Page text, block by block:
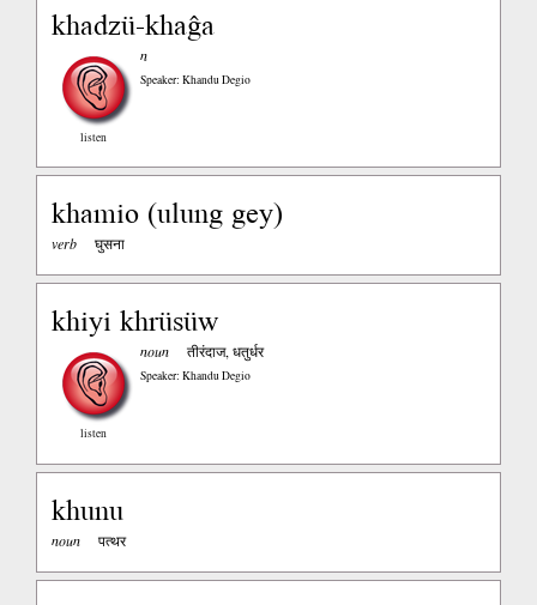
khadzü-khaĝa
listen
n
Speaker: Khandu Degio
khamio (ulung gey)
verb घुसना
khiyi khrüsüw
listen
noun तीरंदाज, धतुर्धर
Speaker: Khandu Degio
khunu
noun पत्थर